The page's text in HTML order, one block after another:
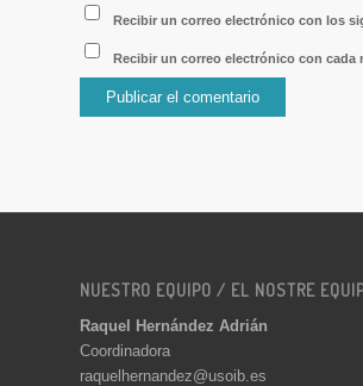
Recibir un correo electrónico con los
Recibir un correo electrónico con cada
NUESTRO EQUIPO / EL NOSTRE
Raquel Hernández Adrián
Coordinadora
raquelhernandez@usoib.es